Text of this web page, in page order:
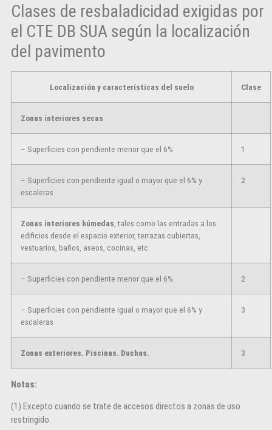
Clases de resbaladicidad exigidas por
el CTE DB SUA según la localización
del pavimento
Localización y características del suelo Clase
Zonas interiores secas
– Superficies con pendiente menor que el 6% 1
– Superficies con pendiente igual o mayor que el 6% y
escaleras
2
Zonas interiores húmedas , tales como las entradas a los
edificios desde el espacio exterior, terrazas cubiertas,
vestuarios, baños, aseos, cocinas, etc.
– Superficies con pendiente menor que el 6% 2
– Superficies con pendiente igual o mayor que el 6% y
escaleras
3
Zonas exteriores. Piscinas. Duchas. 3
Notas:
(1) Excepto cuando se trate de accesos directos a zonas de uso
restringido.